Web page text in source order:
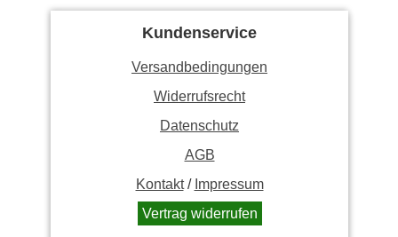
Kundenservice
Versandbedingungen
Widerrufsrecht
Datenschutz
AGB
Kontakt/ Impressum
Vertrag widerrufen